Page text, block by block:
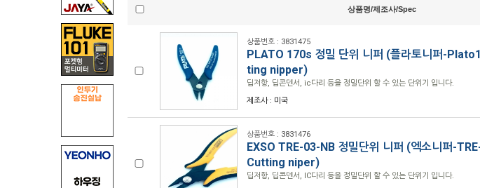
상품명/제조사/Spec
상품번호 : 3831475
PLATO 170s 정밀 단위 니퍼 (플라토니퍼-
ting nipper)
딥저항, 딥콘덴서, ic다리 등을 정밀단위 할 수 있는 단위기 입니다.
제조사 : 미국
상품번호 : 3831476
EXSO TRE-03-NB 정밀단위 니퍼 (엑소니퍼-
Cutting niper)
딥저항, 딥콘덴서, IC다리 등을 정밀단위 할 수 있는 단위기 입니다.